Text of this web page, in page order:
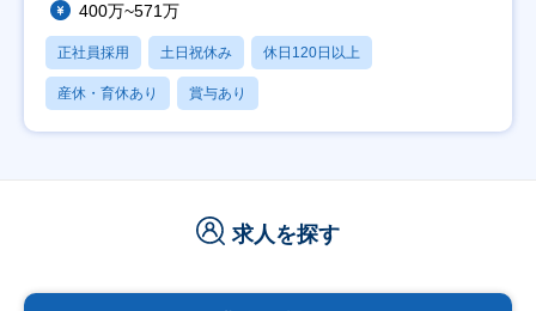
400万~571万
正社員採用 土日祝休み 休日120日以上
産休・育休あり 賞与あり
求人を探す